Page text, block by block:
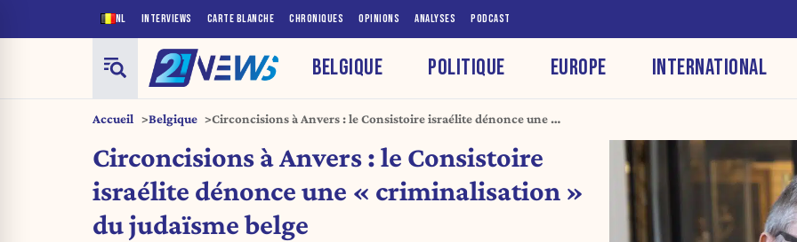
NL INTERVIEWS CARTE BLANCHE CHRONIQUES OPINIONS ANALYSES PODCAST
BELGIQUE POLITIQUE EUROPE INTERNATIONAL
Accueil Belgique
Circoncisions à Anvers : le Consistoire israélite dénonce une «
Circoncisions à Anvers : le Consistoire
israélite dénonce une « criminalisation »
du judaïsme belge